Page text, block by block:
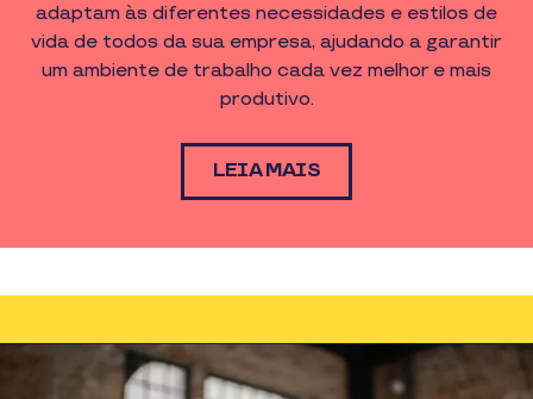
adaptam às diferentes necessidades e estilos de
vida de todos da sua empresa, ajudando a garantir
um ambiente de trabalho cada vez melhor e mais
produtivo.
LEIA MAIS